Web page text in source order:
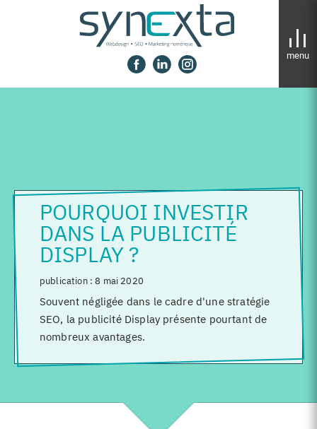
Panneau de gestion des cookies
POURQUOI INVESTIR
DANS LA PUBLICITÉ
DISPLAY ?
publication :8 mai 2020
Souvent négligée dans le cadre d'une stratégie
SEO, la publicité Display présente pourtant de
nombreux avantages.